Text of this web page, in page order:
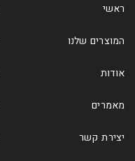
ראשי
המוצרים שלנו
אודות
מאמרים
יצירת קשר